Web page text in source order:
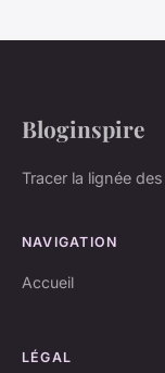
Bloginspire
Tracer la lignée
NAVIGATION
Accueil
LÉGAL